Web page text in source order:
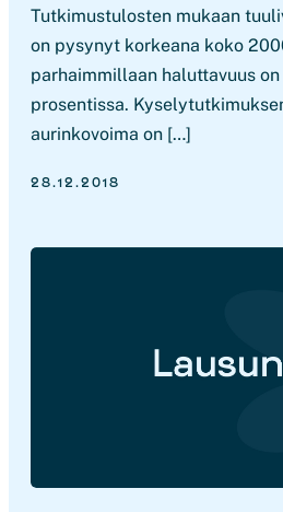
Tutkimustulosten mukaan
on pysynyt korkeana koko
parhaimmillaan haluttavuus
prosentissa.
aurinkovoima on […]
28.12.2018